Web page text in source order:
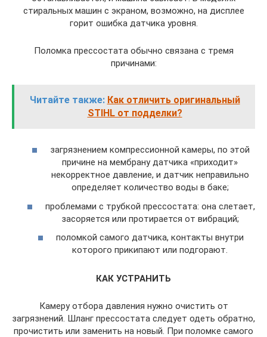
стиральных машин с экраном, возможно, на дисплее
горит ошибка датчика уровня.
Поломка прессостата обычно связана с тремя
причинами:
Читайте также: Как отличить оригинальный
STIHL от подделки?
загрязнением компрессионной камеры, по этой
причине на мембрану датчика «приходит»
некорректное давление, и датчик неправильно
определяет количество воды в баке;
проблемами с трубкой прессостата: она слетает,
засоряется или протирается от вибраций;
поломкой самого датчика, контакты внутри
которого прикипают или подгорают.
КАК УСТРАНИТЬ
Камеру отбора давления нужно очистить от
загрязнений. Шланг прессостата следует одеть обратно,
прочистить или заменить на новый. При поломке самого